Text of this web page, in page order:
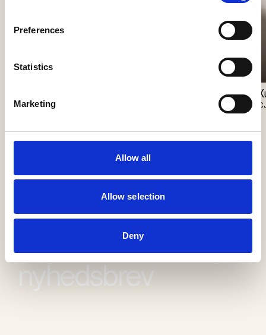
Preferences
Statistics
Marketing
Allow all
Allow selection
Deny
CJC Systems
Modtag vores
nyhedsbrev